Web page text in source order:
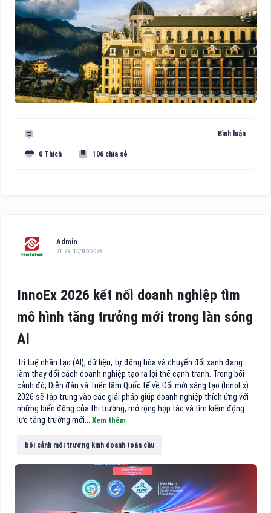
Bình luận
0 Thích 106 chia sẻ
Admin
21:29, 10/07/2026
InnoEx 2026 kết nối doanh nghiệp tìm
mô hình tăng trưởng mới trong làn sóng
AI
Trí tuệ nhân tạo (AI), dữ liệu, tự động hóa và chuyển đổi xanh đang
làm thay đổi cách doanh nghiệp tạo ra lợi thế cạnh tranh. Trong bối
cảnh đó, Diễn đàn và Triển lãm Quốc tế về Đổi mới sáng tạo (InnoEx)
2026 sẽ tập trung vào các giải pháp giúp doanh nghiệp thích ứng với
những biến động của thị trường, mở rộng hợp tác và tìm kiếm động
lực tăng trưởng mới... Xem thêm
bối cảnh môi trường kinh doanh toàn cầu